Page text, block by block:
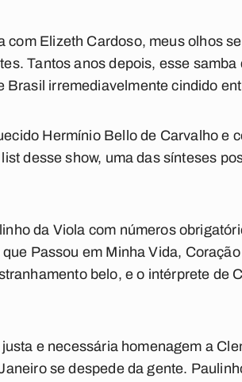
com Elizeth Cardoso, meus olhos
Tantos anos depois, esse samba
irremediavelmente cindido
Hermínio Bello de Carvalho e
desse show, uma das sínteses
da Viola com números
que Passou em Minha Vida,
belo, e o intérprete de
e necessária homenagem a
se despede da gente.